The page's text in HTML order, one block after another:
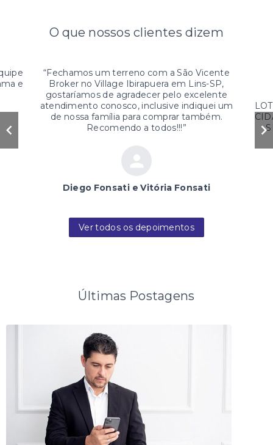
O que nossos clientes dizem
e
“Fechamos um terreno com a São Vicente
Broker no Village Ibirapuera em Lins-SP,
gostaríamos de agradecer pelo excelente
atendimento conosco, inclusive indiquei um
de nossa família para comprar também.
Recomendo a todos!!!”
Diego Fonsati e Vitória Fonsati
Ver todos os depoimentos
Últimas Postagens